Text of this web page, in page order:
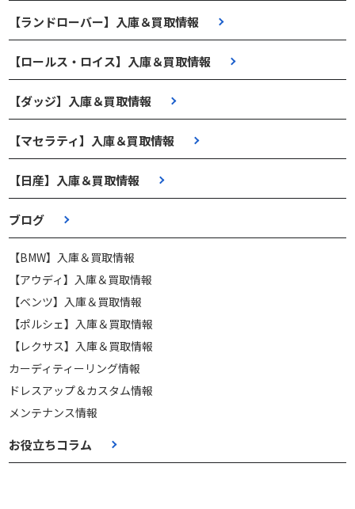
【ランドローバー】入庫＆買取情報
【ロールス・ロイス】入庫＆買取情報
【ダッジ】入庫＆買取情報
【マセラティ】入庫＆買取情報
【日産】入庫＆買取情報
ブログ
【BMW】入庫＆買取情報
【アウディ】入庫＆買取情報
【ベンツ】入庫＆買取情報
【ポルシェ】入庫＆買取情報
【レクサス】入庫＆買取情報
カーディティーリング情報
ドレスアップ＆カスタム情報
メンテナンス情報
お役立ちコラム